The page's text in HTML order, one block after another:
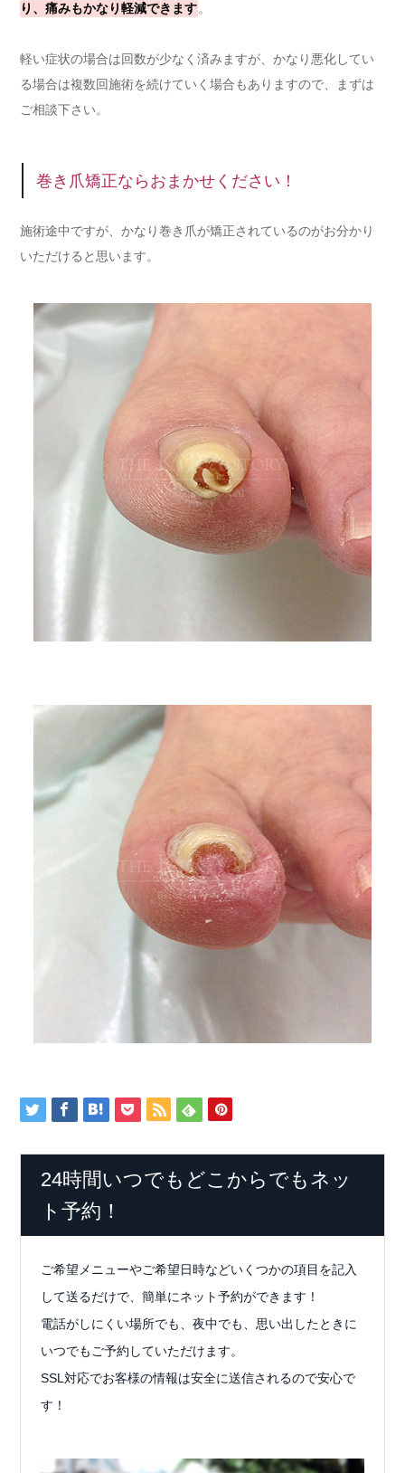
り、痛みもかなり軽減できます。
軽い症状の場合は回数が少なく済みますが、かなり悪化してい
る場合は複数回施術を続けていく場合もありますので、まずは
ご相談下さい。
巻き爪矯正ならおまかせください！
施術途中ですが、かなり巻き爪が矯正されているのがお分かり
いただけると思います。
24時間いつでもどこからでもネッ
ト予約！
ご希望メニューやご希望日時などいくつかの項目を記入
して送るだけで、簡単にネット予約ができます！
電話がしにくい場所でも、夜中でも、思い出したときに
いつでもご予約していただけます。
SSL対応でお客様の情報は安全に送信されるので安心で
す！